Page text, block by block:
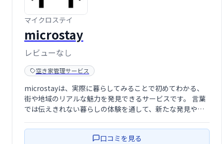
マイクロステイ
microstay
レビューなし
空き家管理サービス
microstayは、実際に暮らしてみることで初めてわかる、
街や地域のリアルな魅力を発見できるサービスです。 言葉
では伝えきれない暮らしの体験を通して、新たな発見や感
体験をmicrostayで。
口コミを見る